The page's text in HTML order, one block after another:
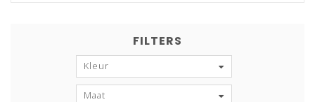
FILTERS
Kleur
Maat